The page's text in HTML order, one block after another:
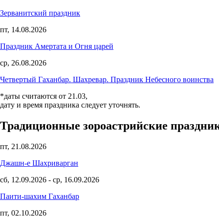
Зерванитский праздник
пт, 14.08.2026
Праздник Амертата и Огня царей
ср, 26.08.2026
Четвертый Гаханбар. Шахревар. Праздник Небесного воинства
*даты считаются от 21.03,
дату и время праздника следует уточнять.
Традиционные зороастрийские
пт, 21.08.2026
Джашн-е Шахриварган
сб, 12.09.2026 - ср, 16.09.2026
Паити-шахим Гаханбар
пт, 02.10.2026